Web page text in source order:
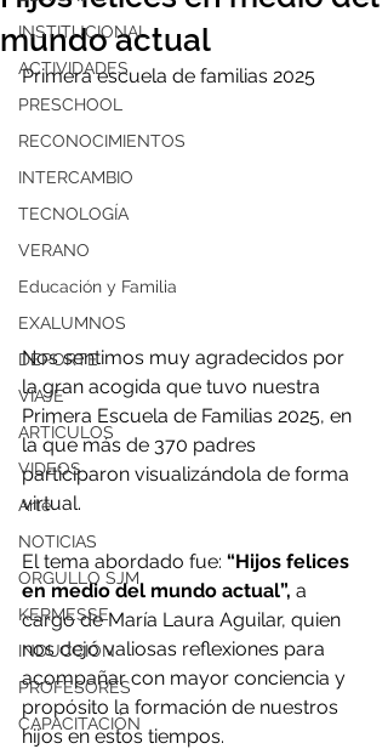
INSTITUCIONAL
ACTIVIDADES
PRESCHOOL
RECONOCIMIENTOS
INTERCAMBIO
TECNOLOGÍA
VERANO
Educación y Familia
EXALUMNOS
DEPORTE
VIAJE
ARTÍCULOS
VIDEOS
Arte
NOTICIAS
ORGULLO SJM
KERMESSE
INDUCCIÓN
PROFESORES
CAPACITACIÓN
mundo actual
Primera escuela de familias 2025
Nos sentimos muy agradecidos por
la gran acogida que tuvo nuestra
Primera Escuela de Familias 2025, en
la que más de 370 padres
participaron visualizándola de forma
virtual.
El tema abordado fue: “Hijos felices
en medio del mundo actual”, a
cargo de María Laura Aguilar, quien
nos dejó valiosas reflexiones para
acompañar con mayor conciencia y
propósito la formación de nuestros
hijos en estos tiempos.